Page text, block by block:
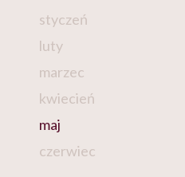
styczeń
luty
marzec
kwiecień
maj
czerwiec